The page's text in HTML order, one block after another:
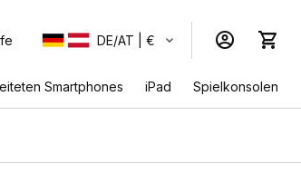
DE/AT | €
Smartphones iPad Spielkonsolen